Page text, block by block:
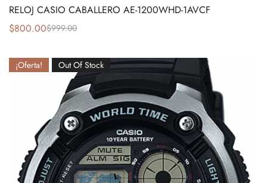
RELOJ CASIO CABALLERO AE-1200WHD-1AVCF
$999.00
$800.00
¡Oferta! Out Of Stock